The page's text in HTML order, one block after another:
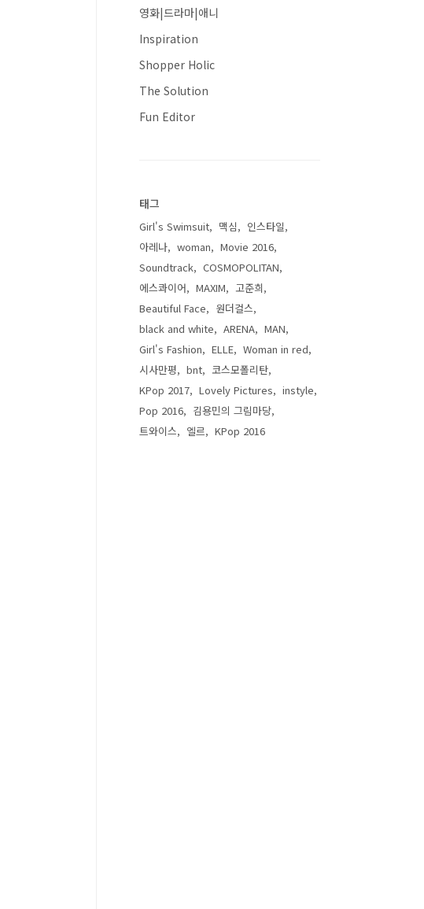
영화|드라마|애니
Inspiration
Shopper Holic
The Solution
Fun Editor
태그
Girl's Swimsuit 맥심
인스타일
아레나
woman
Movie 2016
Soundtrack
COSMOPOLITAN
에스콰이어
MAXIM
고준희
Beautiful Face
원더걸스
black and white
ARENA
MAN
Girl's Fashion
ELLE
Woman in red
시사만평
bnt
코스모폴리탄
KPop 2017
Lovely Pictures
instyle
Pop 2016
김용민의 그림마당
트와이스
엘르 KPop 2016